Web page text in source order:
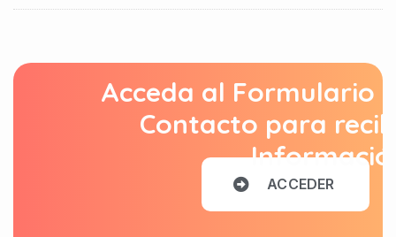
Acceda al Formulario
Contacto para
ACCEDER